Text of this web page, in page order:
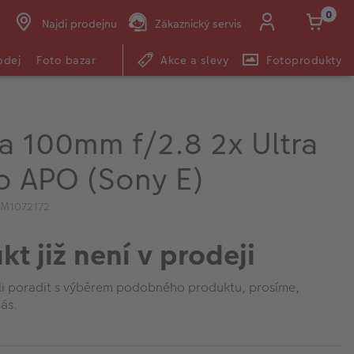
Najdi prodejnu Zákaznický servis
0
Foto bazar Akce a slevy Fotoprodukty
100mm f/2.8 2x Ultra
APO (Sony E)
již není v prodeji
poradit s výběrem podobného produktu, prosíme,